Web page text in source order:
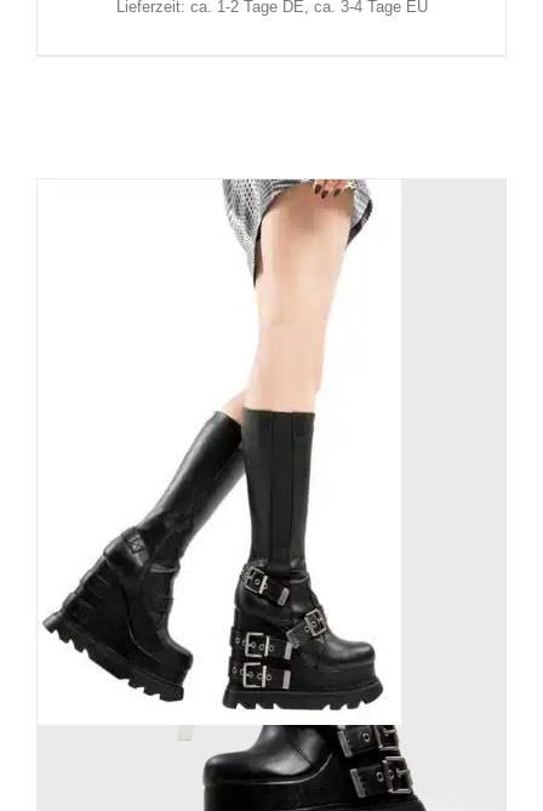
Lieferzeit: ca. 1-2 Tage DE, ca. 3-4 Tage EU
Lamoda Plateaustiefel Causing
Riots Chunky